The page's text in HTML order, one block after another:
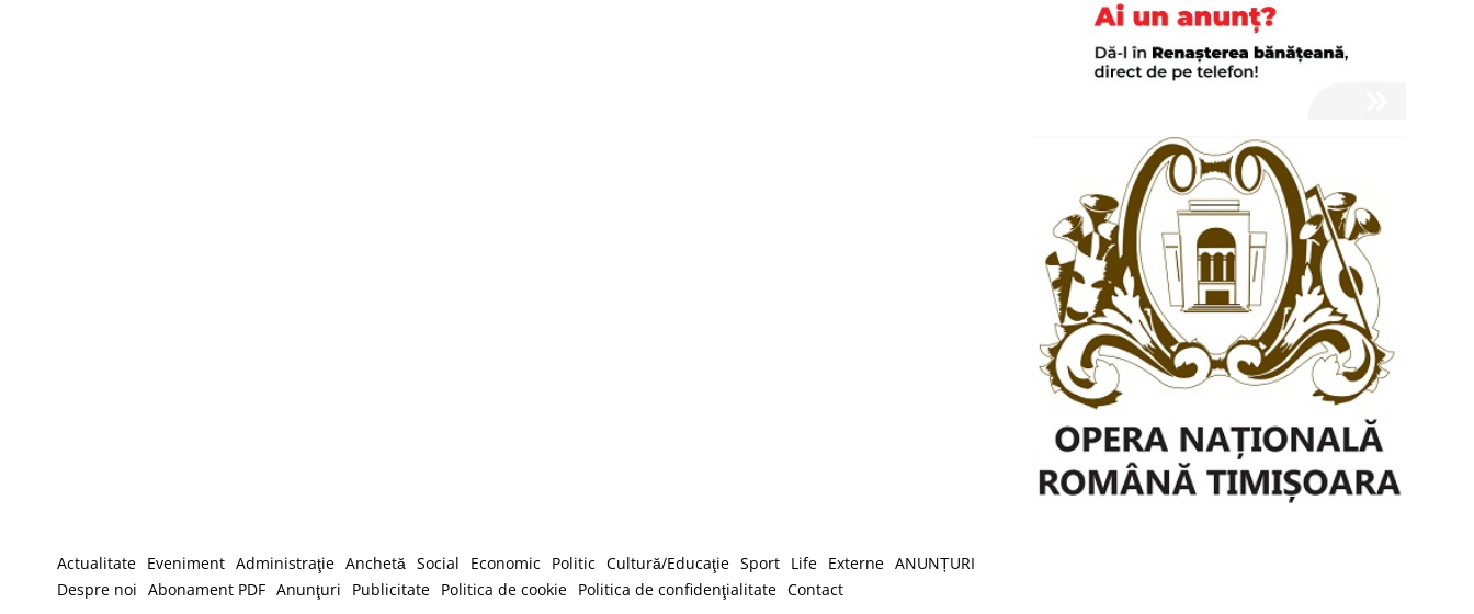
Actualitate Eveniment Administraţie Anchetă Social Economic Politic Cultură/Educaţie Sport Life Externe ANUNȚURI
Despre noi Abonament PDF Anunţuri Publicitate Politica de cookie Politica de confidenţialitate Contact